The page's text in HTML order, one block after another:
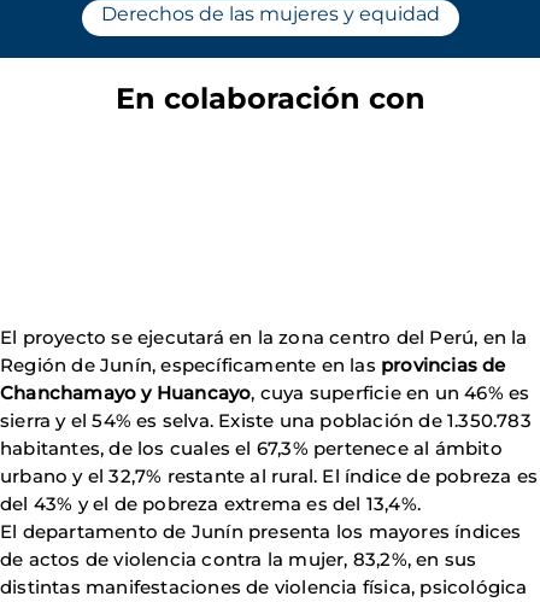
Derechos de las mujeres y equidad
En colaboración con
El proyecto se ejecutará en la zona centro del Perú, en la
Región de Junín, específicamente en las provincias de
Chanchamayo y Huancayo, cuya superficie en un 46% es
sierra y el 54% es selva. Existe una población de 1.350.783
habitantes, de los cuales el 67,3% pertenece al ámbito
urbano y el 32,7% restante al rural. El índice de pobreza es
del 43% y el de pobreza extrema es del 13,4%.
El departamento de Junín presenta los mayores índices
de actos de violencia contra la mujer, 83,2%, en sus
distintas manifestaciones de violencia física, psicológica